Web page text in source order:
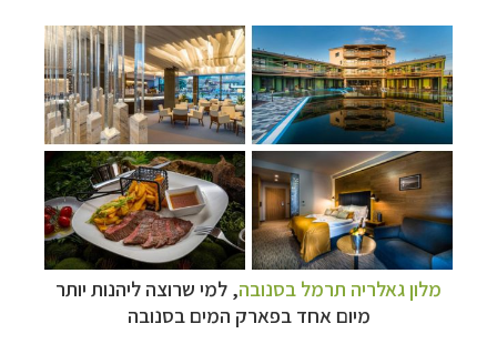
מלון גאלריה תרמל בסנובה, למי שרוצה ליהנות יותר
מיום אחד בפארק המים בסנובה